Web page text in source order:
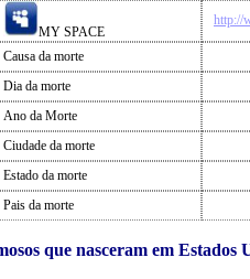
MY SPACE
http://
Causa da morte
Dia da morte
Ano da Morte
Ciudade da morte
Estado da morte
Pais da morte
que nasceram em Estados